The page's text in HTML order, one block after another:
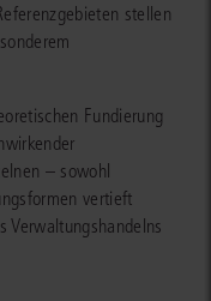
stellen
Fundierung
– sowohl
vertieft
Verwaltungshandelns